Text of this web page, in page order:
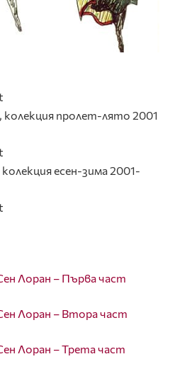
пролет-лято 2001
есен-зима 2001-
Лоран – Първа част
Лоран – Втора част
Лоран – Трета част